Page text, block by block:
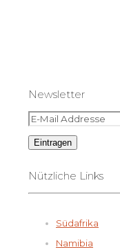
Newsletter
Nützliche Links
Südafrika
Namibia